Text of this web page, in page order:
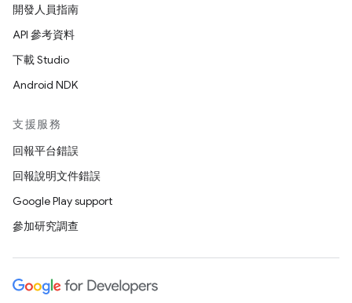
開發人員指南
API 參考資料
下載 Studio
Android NDK
支援服務
回報平台錯誤
回報說明文件錯誤
Google Play support
參加研究調查